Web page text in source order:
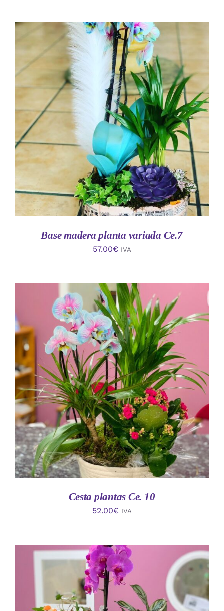
AÑADIR AL CARRITO
/
DETALLES
Base madera planta variada Ce.7
57.00€ IVA
AÑADIR AL CARRITO
/
DETALLES
Cesta plantas Ce. 10
52.00€ IVA